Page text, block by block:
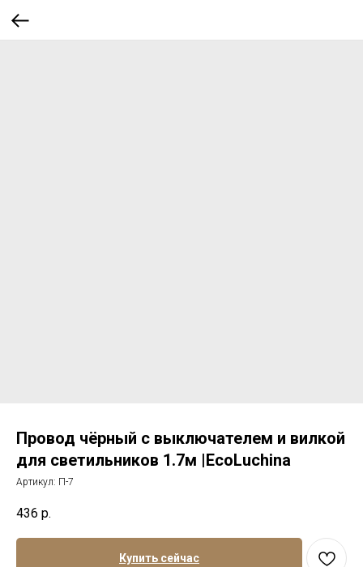
Провод чёрный с выключателем и вилкой
для светильников 1.7м |EcoLuchina
Артикул: П-7
436 р.
Купить сейчас